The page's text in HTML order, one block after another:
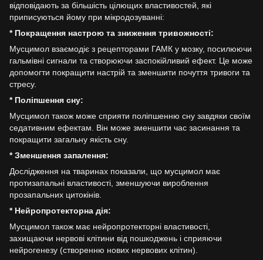
відповідають за більшість цілющих властивостей, які
приписуються йому при мікродозуванні:
* Покращення настрою та зниження тривожності:
Мусцимол взаємодіє з рецепторами ГАМК у мозку, посилюючи
гальмівні сигнали та створюючи заспокійливий ефект. Це може
допомогти покращити настрій та зменшити почуття тривоги та
стресу.
* Поліпшення сну:
Мусцимол також може сприяти поліпшенню сну завдяки своїм
седативним ефектам. Він може зменшити час засинання та
покращити загальну якість сну.
* Зменшення запалення:
Дослідження на тваринах показали, що мусцимол має
протизапальні властивості, зменшуючи вироблення
прозапальних цитокінів.
* Нейропротекторна дія:
Мусцимол також має нейропротекторні властивості,
захищаючи нервові клітини від пошкоджень і сприяючи
нейрогенезу (створенню нових нервових клітин).